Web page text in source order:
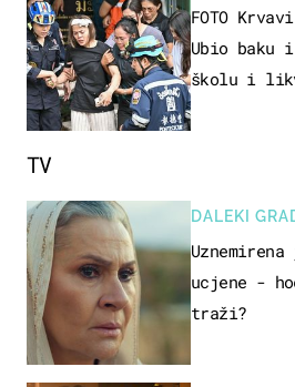
FOTO
Ubio baku
školu i
TV
DALEKI
ucjene -
traži?